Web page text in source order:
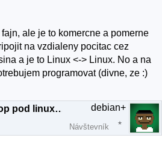
ale je to komercne a pomerne
na vzdialeny pocitac cez
a je to Linux <-> Linux. No a na
programovat (divne, ze :)
RE: remote desktop pod linuxom debian+
Návštevník